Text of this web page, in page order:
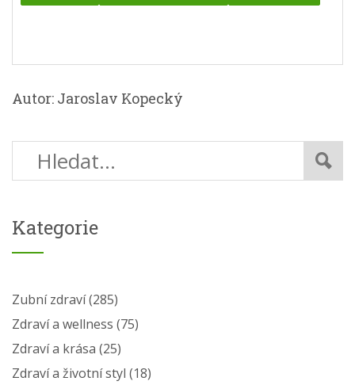
Autor: Jaroslav Kopecký
Kategorie
Zubní zdraví(285)
Zdraví a wellness (75)
Zdraví a krása (25)
Zdraví a životní styl (18)